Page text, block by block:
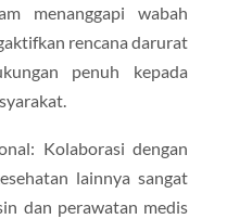
menanggapi wabah
rencana darurat
penuh kepada
Kolaborasi dengan
lainnya sangat
dan perawatan medis